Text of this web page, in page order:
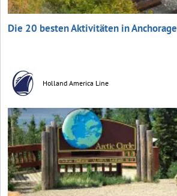
Die 20 besten Aktivitäten in Anchorage
Holland America Line